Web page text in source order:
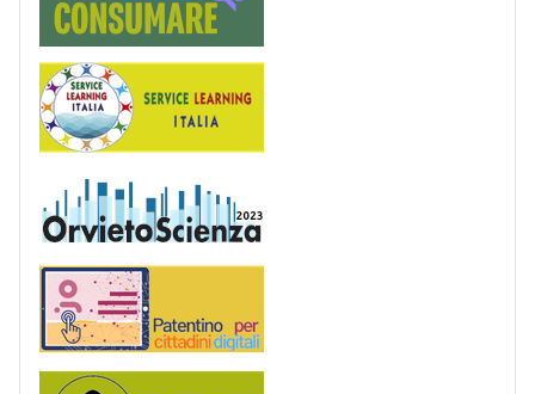
Service Learning
Podcast